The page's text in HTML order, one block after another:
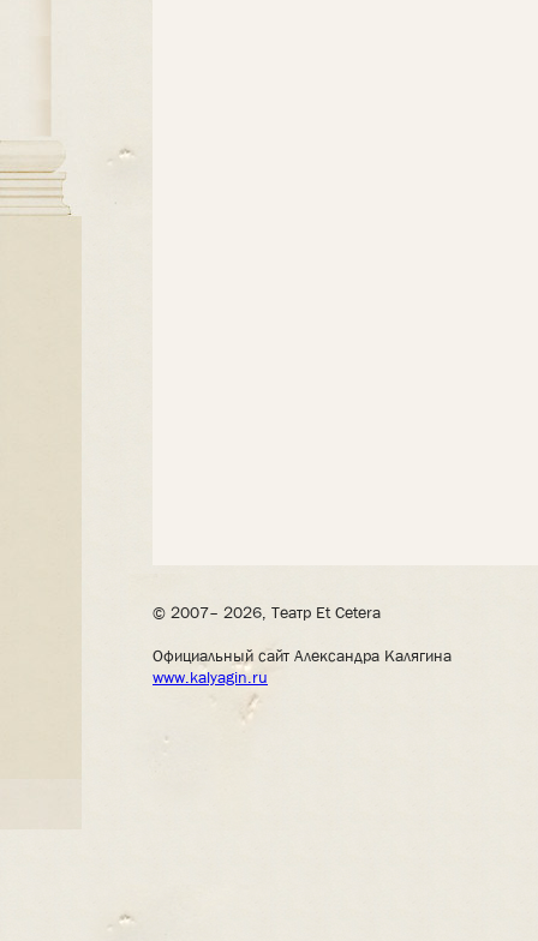
© 2007– 2026, Театр Et Cetera
Официальный сайт Александра Калягина
www.kalyagin.ru